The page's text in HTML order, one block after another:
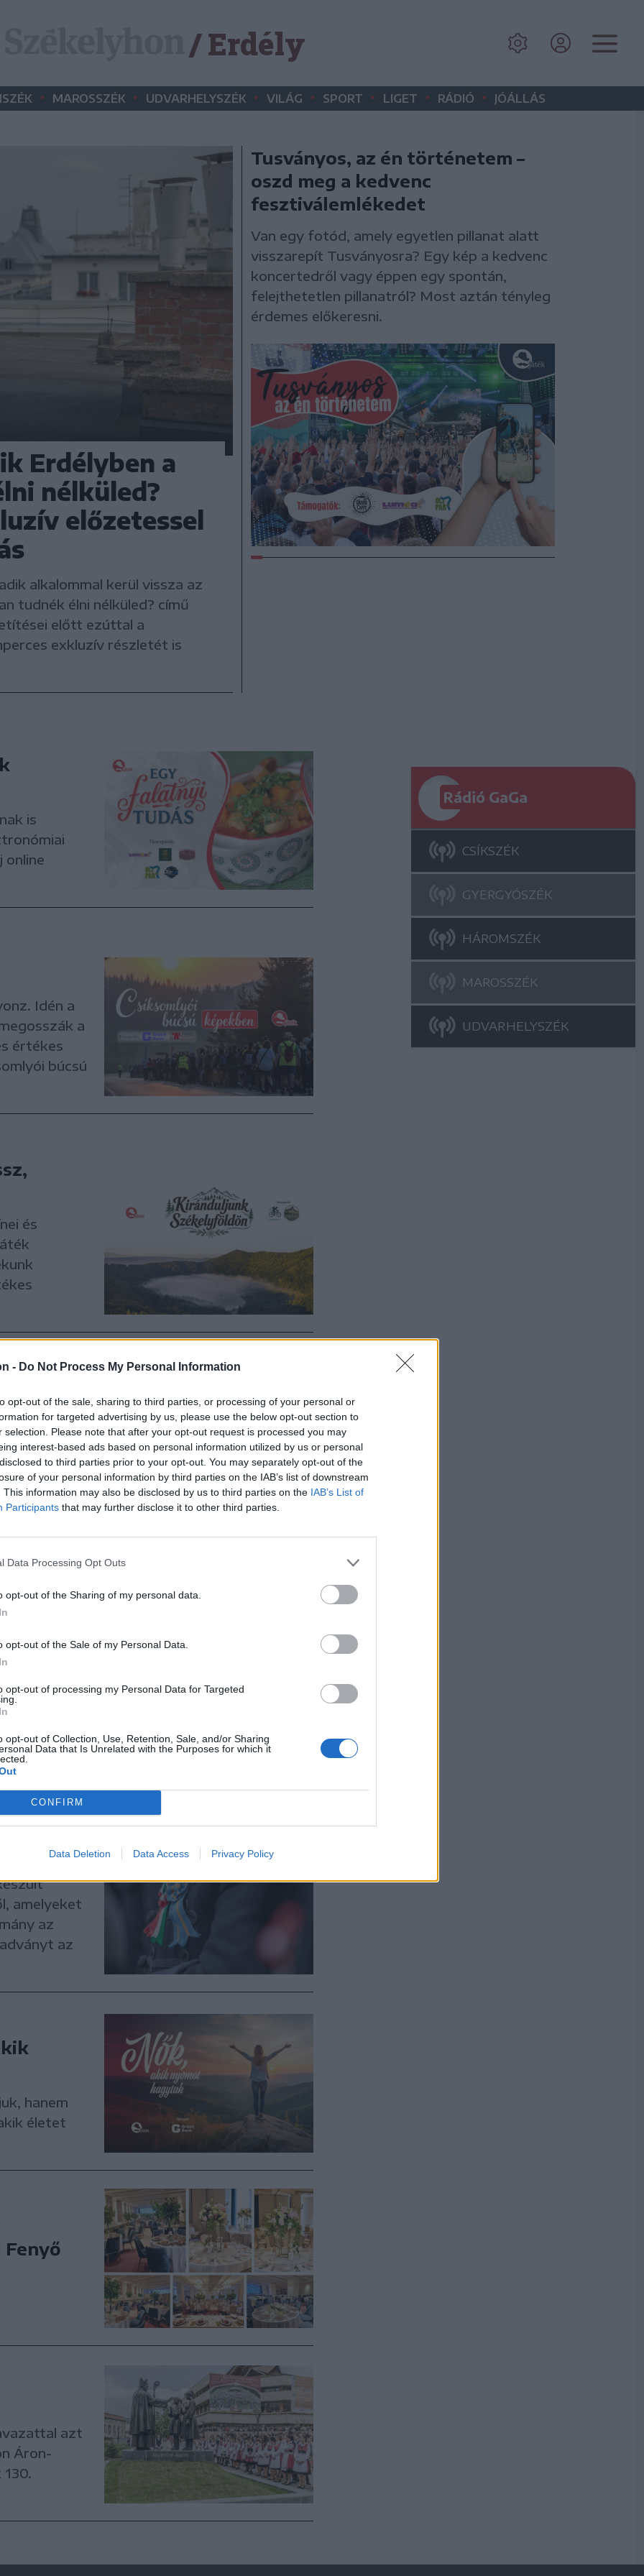
- Do Not Process My Personal Information
opt-out of the sale, sharing to third parties, or processing of your personal or
for targeted advertising by us, please use the below opt-out section to
selection. Please note that after your opt-out request is processed you may
interest-based ads based on personal information utilized by us or personal
to third parties prior to your opt-out. You may separately opt-out of the
of your personal information by third parties on the IAB’s list of downstream
This information may also be disclosed by us to third parties on the IAB’s List of
Participants that may further disclose it to other third parties.
Data Processing Opt Outs
opt-out of the Sharing of my personal data.
opt-out of the Sale of my Personal Data.
opt-out of processing my Personal Data for Targeted
opt-out of Collection, Use, Retention, Sale, and/or Sharing
Data that Is Unrelated with the Purposes for which it
CONFIRM
Data Deletion Data Access Privacy Policy
/ Erdély
• MAROSSZÉK • UDVARHELYSZÉK • VILÁG • SPORT • LIGET • RÁDIÓ • JÓÁLLÁS
Erdélyben a
nélküled?
előzetessel
alkalommal kerül vissza az
tudnék élni nélküled? című
előtt ezúttal a
exkluzív részletét is
Tusványos, az én történetem –
oszd meg a kedvenc
fesztiválemlékedet
Van egy fotód, amely egyetlen pillanat alatt
visszarepít Tusványosra? Egy kép a kedvenc
koncertedről vagy éppen egy spontán,
felejthetetlen pillanatról? Most aztán tényleg
érdemes előkeresni.
is
online
Idén a
a
értékes
búcsú
és
a
várják
a Mit
ki a
a
amelyeket
az
az
hanem
életet
Fenyő
azt
Áron-
Rádió GaGa
CSÍKSZÉK
GYERGYÓSZÉK
HÁROMSZÉK
MAROSSZÉK
UDVARHELYSZÉK